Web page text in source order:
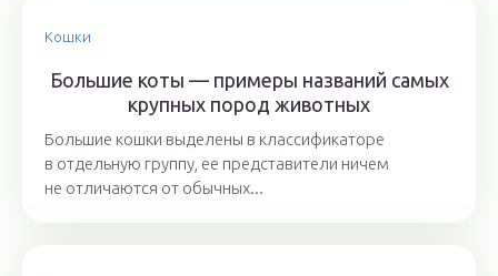
Кошки
Большие коты — примеры названий самых
крупных пород животных
Большие кошки выделены в классификаторе
в отдельную группу, ее представители ничем
не отличаются от обычных...